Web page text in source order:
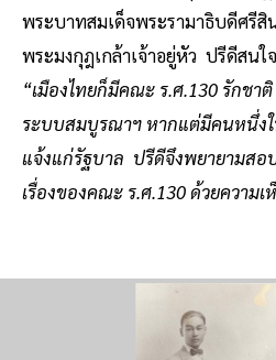
พระบาทสมเด็จพระรามาธิบดีศรีสิ
พระมงกุฎเกล้าเจ้าอยู่หัว ปรีดีสนใ
“เมืองไทยก็มีคณะ ร.ศ.130 รักชา
ระบบสมบูรณาฯ หากแต่มีคนหนึ่ง
แจ้งแก่รัฐบาล ปรีดีจึงพยายามสอ
เรื่องของคณะ ร.ศ.130 ด้วยความเ